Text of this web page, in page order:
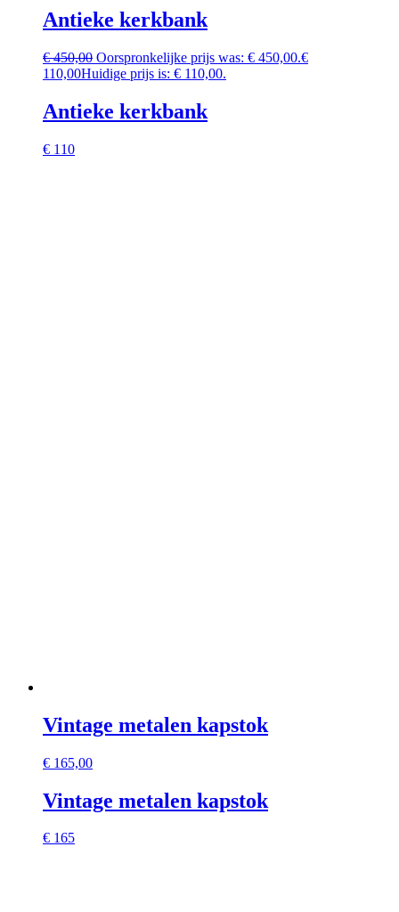
Antieke kerkbank
€450,00 Oorspronkelijke prijs was: € 450,00.€
110,00Huidige prijs is: € 110,00.
Antieke kerkbank
€ 110
Vintage metalen kapstok
€ 165,00
Vintage metalen kapstok
€ 165